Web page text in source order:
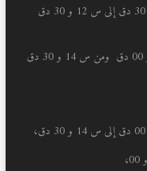
من س 08 و 30 دق إلى س 12 و 30 دق
من س 08 و 00 دق إلى س 13 و 00 دق ومن س 14 و 30 دق